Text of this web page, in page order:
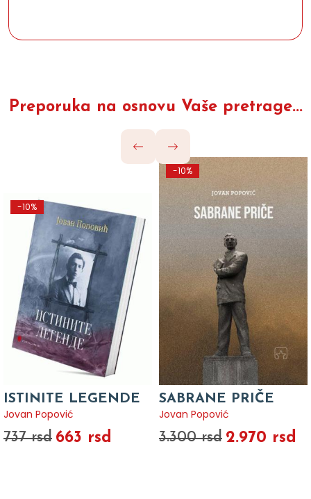
Preporuka na osnovu Vaše pretrage...
-10%
ISTINITE LEGENDE
Jovan Popović
737 rsd 663 rsd
-10%
SABRANE PRIČE
Jovan Popović
3.300 rsd 2.970 rsd